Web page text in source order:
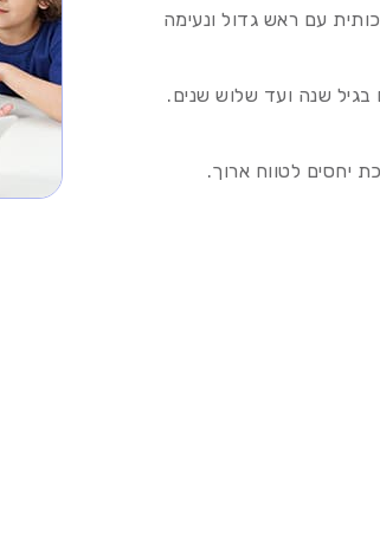
עם ראש גדול ונעימה
שנה ועד שלוש שנים.
יחסים לטווח ארוך.